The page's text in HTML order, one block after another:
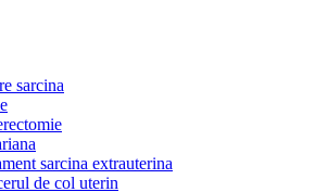
sarcina
sarcina extrauterina
de col uterin